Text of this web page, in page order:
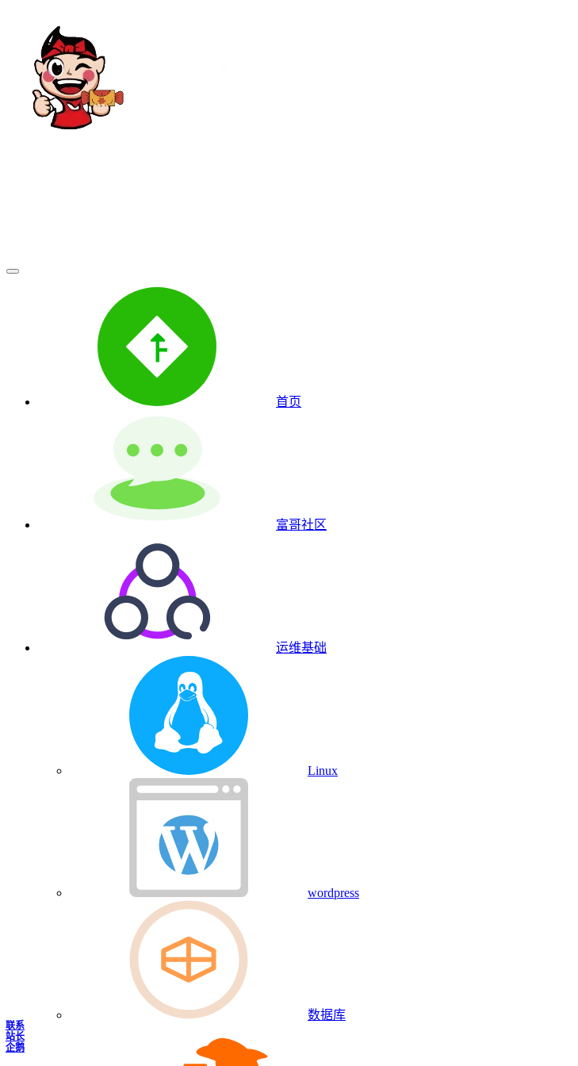
首页
富哥社区
运维基础
Linux
wordpress
数据库
联系
站长
企鹅